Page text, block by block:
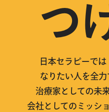
つ
日本セラピーで
なりたい人を全力
治療家としての未
会社としてのミッシ